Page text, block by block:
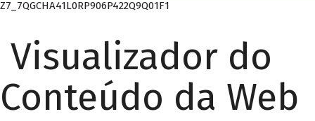
Z7_7QGCHA41L0RP906P422Q9Q01F1
Visualizador do
Conteúdo da Web